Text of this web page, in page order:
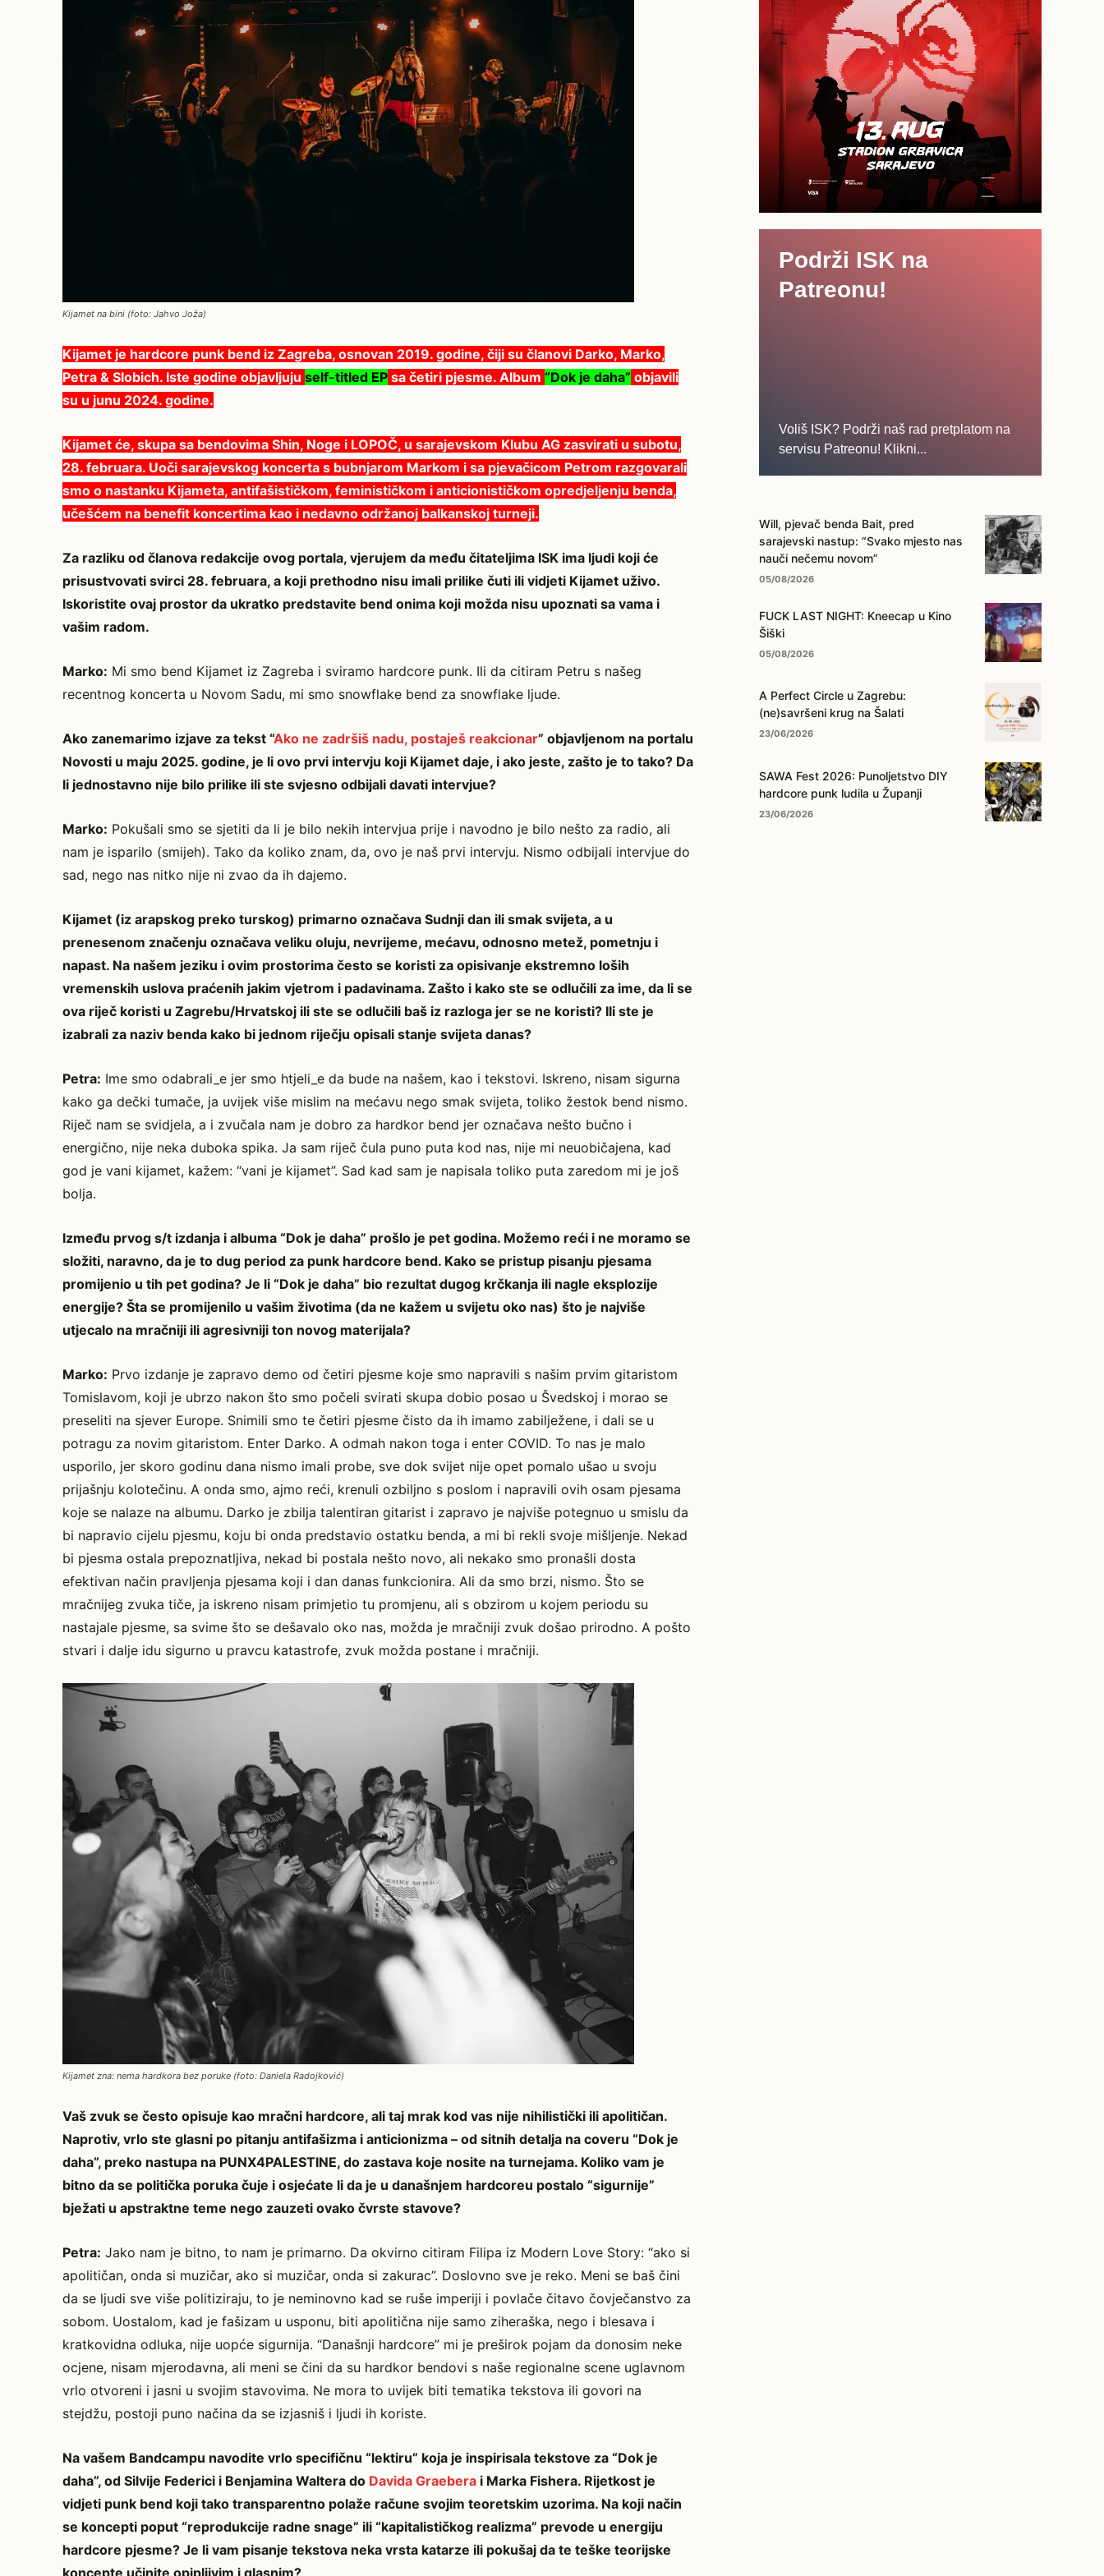
Kijamet na bini (foto: Jahvo Joža)
Kijamet je hardcore punk bend iz Zagreba, osnovan 2019. godine, čiji su članovi Darko, Marko,
Petra & Slobich. Iste godine objavljuju self-titled EP sa četiri pjesme. Album “Dok je daha” objavili
su u junu 2024. godine.
Kijamet će, skupa sa bendovima Shin, Noge i LOPOČ, u sarajevskom Klubu AG zasvirati u subotu,
28. februara. Uoči sarajevskog koncerta s bubnjarom Markom i sa pjevačicom Petrom razgovarali
smo o nastanku Kijameta, antifašističkom, feminističkom i anticionističkom opredjeljenju benda,
učešćem na benefit koncertima kao i nedavno održanoj balkanskoj turneji.
Za razliku od članova redakcije ovog portala, vjerujem da među čitateljima ISK ima ljudi koji će
prisustvovati svirci 28. februara, a koji prethodno nisu imali prilike čuti ili vidjeti Kijamet uživo.
Iskoristite ovaj prostor da ukratko predstavite bend onima koji možda nisu upoznati sa vama i
vašim radom.
Marko: Mi smo bend Kijamet iz Zagreba i sviramo hardcore punk. Ili da citiram Petru s našeg
recentnog koncerta u Novom Sadu, mi smo snowflake bend za snowflake ljude.
Ako zanemarimo izjave za tekst “Ako ne zadršiš nadu, postaješ reakcionar” objavljenom na portalu
Novosti u maju 2025. godine, je li ovo prvi intervju koji Kijamet daje, i ako jeste, zašto je to tako? Da
li jednostavno nije bilo prilike ili ste svjesno odbijali davati intervjue?
Marko: Pokušali smo se sjetiti da li je bilo nekih intervjua prije i navodno je bilo nešto za radio, ali
nam je isparilo (smijeh). Tako da koliko znam, da, ovo je naš prvi intervju. Nismo odbijali intervjue do
sad, nego nas nitko nije ni zvao da ih dajemo.
Kijamet (iz arapskog preko turskog) primarno označava Sudnji dan ili smak svijeta, a u
prenesenom značenju označava veliku oluju, nevrijeme, mećavu, odnosno metež, pometnju i
napast. Na našem jeziku i ovim prostorima često se koristi za opisivanje ekstremno loših
vremenskih uslova praćenih jakim vjetrom i padavinama. Zašto i kako ste se odlučili za ime, da li se
ova riječ koristi u Zagrebu/Hrvatskoj ili ste se odlučili baš iz razloga jer se ne koristi? Ili ste je
izabrali za naziv benda kako bi jednom riječju opisali stanje svijeta danas?
Petra: Ime smo odabrali_e jer smo htjeli_e da bude na našem, kao i tekstovi. Iskreno, nisam sigurna
kako ga dečki tumače, ja uvijek više mislim na mećavu nego smak svijeta, toliko žestok bend nismo.
Riječ nam se svidjela, a i zvučala nam je dobro za hardkor bend jer označava nešto bučno i
energično, nije neka duboka spika. Ja sam riječ čula puno puta kod nas, nije mi neuobičajena, kad
god je vani kijamet, kažem: “vani je kijamet”. Sad kad sam je napisala toliko puta zaredom mi je još
bolja.
Između prvog s/t izdanja i albuma “Dok je daha” prošlo je pet godina. Možemo reći i ne moramo se
složiti, naravno, da je to dug period za punk hardcore bend. Kako se pristup pisanju pjesama
promijenio u tih pet godina? Je li “Dok je daha” bio rezultat dugog krčkanja ili nagle eksplozije
energije? Šta se promijenilo u vašim životima (da ne kažem u svijetu oko nas) što je najviše
utjecalo na mračniji ili agresivniji ton novog materijala?
Marko: Prvo izdanje je zapravo demo od četiri pjesme koje smo napravili s našim prvim gitaristom
Tomislavom, koji je ubrzo nakon što smo počeli svirati skupa dobio posao u Švedskoj i morao se
preseliti na sjever Europe. Snimili smo te četiri pjesme čisto da ih imamo zabilježene, i dali se u
potragu za novim gitaristom. Enter Darko. A odmah nakon toga i enter COVID. To nas je malo
usporilo, jer skoro godinu dana nismo imali probe, sve dok svijet nije opet pomalo ušao u svoju
prijašnju kolotečinu. A onda smo, ajmo reći, krenuli ozbiljno s poslom i napravili ovih osam pjesama
koje se nalaze na albumu. Darko je zbilja talentiran gitarist i zapravo je najviše potegnuo u smislu da
bi napravio cijelu pjesmu, koju bi onda predstavio ostatku benda, a mi bi rekli svoje mišljenje. Nekad
bi pjesma ostala prepoznatljiva, nekad bi postala nešto novo, ali nekako smo pronašli dosta
efektivan način pravljenja pjesama koji i dan danas funkcionira. Ali da smo brzi, nismo. Što se
mračnijeg zvuka tiče, ja iskreno nisam primjetio tu promjenu, ali s obzirom u kojem periodu su
nastajale pjesme, sa svime što se dešavalo oko nas, možda je mračniji zvuk došao prirodno. A pošto
stvari i dalje idu sigurno u pravcu katastrofe, zvuk možda postane i mračniji.
Kijamet zna: nema hardkora bez poruke (foto: Daniela Radojković)
Vaš zvuk se često opisuje kao mračni hardcore, ali taj mrak kod vas nije nihilistički ili apolitičan.
Naprotiv, vrlo ste glasni po pitanju antifašizma i anticionizma – od sitnih detalja na coveru “Dok je
daha”, preko nastupa na PUNX4PALESTINE, do zastava koje nosite na turnejama. Koliko vam je
bitno da se politička poruka čuje i osjećate li da je u današnjem hardcoreu postalo “sigurnije”
bježati u apstraktne teme nego zauzeti ovako čvrste stavove?
Petra: Jako nam je bitno, to nam je primarno. Da okvirno citiram Filipa iz Modern Love Story: “ako si
apolitičan, onda si muzičar, ako si muzičar, onda si zakurac”. Doslovno sve je reko. Meni se baš čini
da se ljudi sve više politiziraju, to je neminovno kad se ruše imperiji i povlače čitavo čovječanstvo za
sobom. Uostalom, kad je fašizam u usponu, biti apolitična nije samo ziheraška, nego i blesava i
kratkovidna odluka, nije uopće sigurnija. “Današnji hardcore” mi je preširok pojam da donosim neke
ocjene, nisam mjerodavna, ali meni se čini da su hardkor bendovi s naše regionalne scene uglavnom
vrlo otvoreni i jasni u svojim stavovima. Ne mora to uvijek biti tematika tekstova ili govori na
stejdžu, postoji puno načina da se izjasniš i ljudi ih koriste.
Na vašem Bandcampu navodite vrlo specifičnu “lektiru” koja je inspirisala tekstove za “Dok je
daha”, od Silvije Federici i Benjamina Waltera do Davida Graebera i Marka Fishera. Rijetkost je
vidjeti punk bend koji tako transparentno polaže račune svojim teoretskim uzorima. Na koji način
se koncepti poput “reprodukcije radne snage” ili “kapitalističkog realizma” prevode u energiju
hardcore pjesme? Je li vam pisanje tekstova neka vrsta katarze ili pokušaj da te teške teorijske
koncepte učinite opipljivim i glasnim?
Podrži ISK na
Patreonu!
Voliš ISK? Podrži naš rad pretplatom na
servisu Patreonu! Klikni...
Will, pjevač benda Bait, pred
sarajevski nastup: “Svako mjesto nas
nauči nečemu novom”
05/08/2026
FUCK LAST NIGHT: Kneecap u Kino
Šiški
05/08/2026
A Perfect Circle u Zagrebu:
(ne)savršeni krug na Šalati
23/06/2026
SAWA Fest 2026: Punoljetstvo DIY
hardcore punk ludila u Županji
23/06/2026